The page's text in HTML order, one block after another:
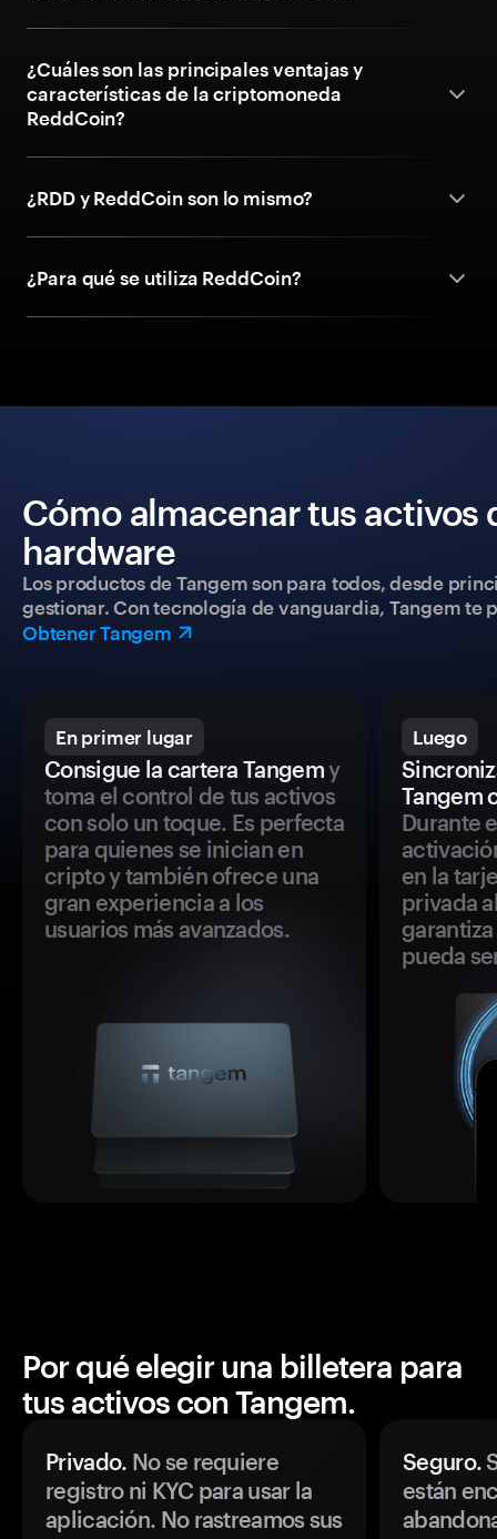
¿Cuáles son las principales ventajas y
características de la criptomoneda
ReddCoin?
¿RDD y ReddCoin son lo mismo?
¿Para qué se utiliza ReddCoin?
Cómo almacenar tus activos
hardware
Los productos de Tangem son para todos, desde
gestionar. Con tecnología de vanguardia, Tangem
Obtener Tangem
En primer lugar
Consigue la cartera Tangemy
toma el control de tus activos
con solo un toque. Es perfecta
para quienes se inician en
cripto y también ofrece una
gran experiencia a los
usuarios más avanzados.
Luego
Tangem
Durante
en la
privada
pueda
Por qué elegir una billetera para
tus activos con Tangem.
Privado. No se requiere
registro ni KYC para usar la
aplicación. No rastreamos sus
Seguro.
están